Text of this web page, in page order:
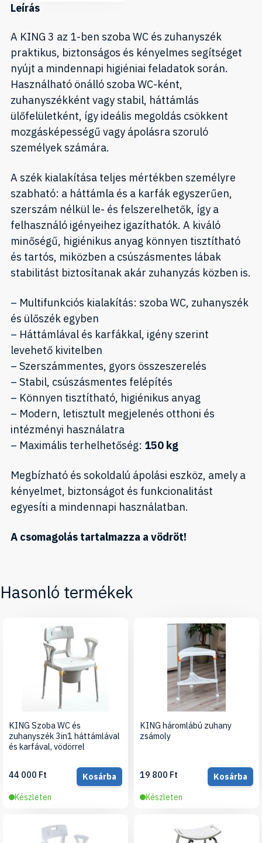
Leírás
A KING 3 az 1-ben szoba WC és zuhanyszék
praktikus, biztonságos és kényelmes segítséget
nyújt a mindennapi higiéniai feladatok során.
Használható önálló szoba WC-ként,
zuhanyszékként vagy stabil, háttámlás
ülőfelületként, így ideális megoldás csökkent
mozgásképességű vagy ápolásra szoruló
személyek számára.
A szék kialakítása teljes mértékben személyre
szabható: a háttámla és a karfák egyszerűen,
szerszám nélkül le- és felszerelhetők, így a
felhasználó igényeihez igazíthatók. A kiváló
minőségű, higiénikus anyag könnyen tisztítható
és tartós, miközben a csúszásmentes lábak
stabilitást biztosítanak akár zuhanyzás közben is.
– Multifunkciós kialakítás: szoba WC, zuhanyszék
és ülőszék egyben
– Háttámlával és karfákkal, igény szerint
levehető kivitelben
– Szerszámmentes, gyors összeszerelés
– Stabil, csúszásmentes felépítés
– Könnyen tisztítható, higiénikus anyag
– Modern, letisztult megjelenés otthoni és
intézményi használatra
– Maximális terhelhetőség: 150 kg
Megbízható és sokoldalú ápolási eszköz, amely a
kényelmet, biztonságot és funkcionalitást
egyesíti a mindennapi használatban.
A csomagolás tartalmazza a vödröt!
Hasonló termékek
KING Szoba WC és
zuhanyszék 3in1 háttámlával
és karfával, vödörrel
44 000 Ft
Kosárba
Készleten
KING háromlábú zuhany
zsámoly
19 800 Ft
Kosárba
Készleten